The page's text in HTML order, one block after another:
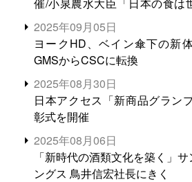
る。米増産に向けて、米輸出需
2025年09月05日
ヨークHD、ベイン傘下の新
GMSからCSCに転換
2025年08月30日
日本アクセス「新商品グラン
彰式を開催
2025年08月06日
「新時代の酒類文化を築く」
ングス 鳥井信宏社長にきく